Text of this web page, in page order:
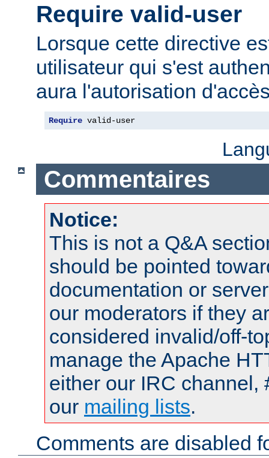
Require valid-user
Lorsque cette directive
utilisateur qui s'est
aura l'autorisation
Require valid-user
Commentaires
Notice:
This is not a Q&A
should be pointed
documentation or
our moderators if they
considered invalid/off-
manage the Apache
either our IRC channel,
our mailing lists.
Comments are disabled